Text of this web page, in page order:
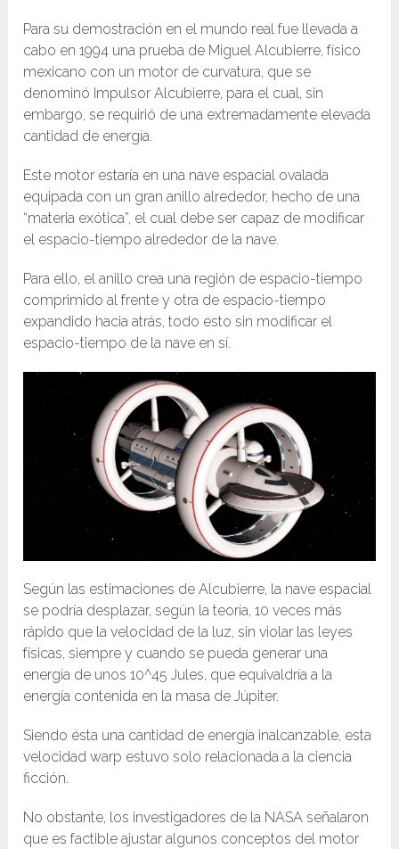
Para su demostración en el mundo real fue llevada a
cabo en 1994 una prueba de Miguel Alcubierre, físico
mexicano con un motor de curvatura, que se
denominó Impulsor Alcubierre, para el cual, sin
embargo, se requirió de una extremadamente elevada
cantidad de energía.
Este motor estaría en una nave espacial ovalada
equipada con un gran anillo alrededor, hecho de una
“materia exótica”, el cual debe ser capaz de modificar
el espacio-tiempo alrededor de la nave.
Para ello, el anillo crea una región de espacio-tiempo
comprimido al frente y otra de espacio-tiempo
expandido hacia atrás, todo esto sin modificar el
espacio-tiempo de la nave en sí.
Según las estimaciones de Alcubierre, la nave espacial
se podría desplazar, según la teoría, 10 veces más
rápido que la velocidad de la luz, sin violar las leyes
físicas, siempre y cuando se pueda generar una
energía de unos 10^45 Jules, que equivaldría a la
energía contenida en la masa de Júpiter.
Siendo ésta una cantidad de energía inalcanzable, esta
velocidad warp estuvo solo relacionada a la ciencia
ficción.
No obstante, los investigadores de la NASA señalaron
que es factible ajustar algunos conceptos del motor